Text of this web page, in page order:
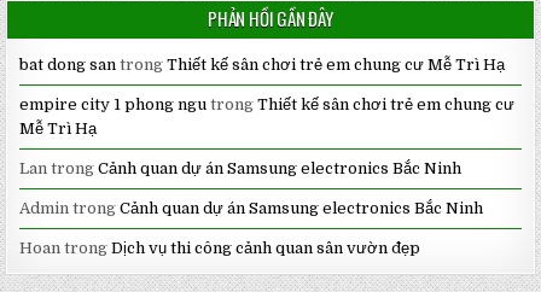
PHẢN HỒI GẦN ĐÂY
bat dong san trongThiết kế sân chơi trẻ em chung cư Mễ Trì Hạ
empire city 1 phong ngu trongThiết kế sân chơi trẻ em chung cư
Mễ Trì Hạ
Lan trongCảnh quan dự án Samsung electronics Bắc Ninh
Admin trongCảnh quan dự án Samsung electronics Bắc Ninh
Hoan trongDịch vụ thi công cảnh quan sân vườn đẹp